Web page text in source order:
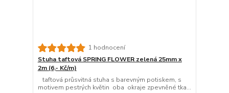
1 hodnocení
Stuha taftová SPRING FLOWER zelená 25mm x
2m (6,- Kč/m)
taftová průsvitná stuha s barevným potiskem, s
motivem pestrých květin oba okraje zpevněné tka...